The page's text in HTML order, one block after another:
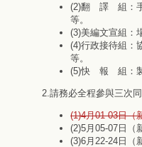
(2)翻 譯 組：手
等。
(3)美編文宣組：
(4)行政接待組：
等。
(5)快 報 組：製
2.請務必全程參與三次
(1)4月01-03日
(2)5月05-07日
(3)6月22-24日